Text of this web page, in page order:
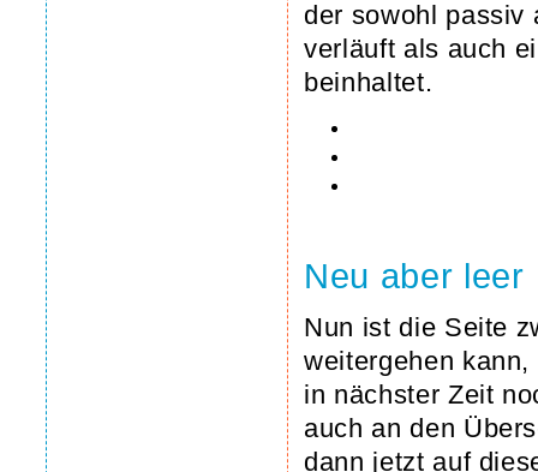
der sowohl passiv
verläuft als auch
beinhaltet.
Neu aber leer
Nun ist die Seite
weitergehen
in nächster Zeit
auch an den
dann jetzt auf